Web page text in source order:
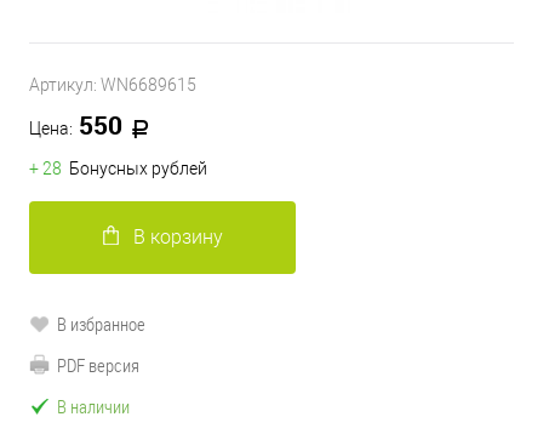
Артикул: WN6689615
Цена: 550
+ 28 Бонусных рублей
В корзину
В избранное
PDF версия
В наличии